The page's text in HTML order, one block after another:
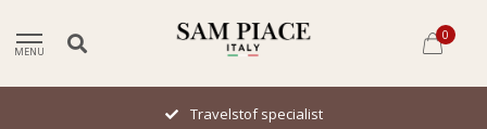
MENU
0
Travelstof specialist